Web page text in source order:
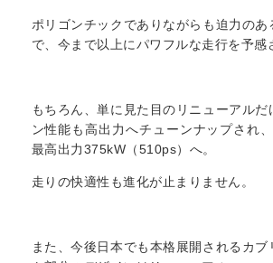
ポリゴンチックでありながらも迫力のあ
で、今まで以上にパワフルな走行を予感
もちろん、単に見た目のリニューアルだ
ン性能も高出力へチューンナップされ
最高出力375kW（510ps）へ。
走りの快適性も進化が止まりません。
また、今後日本でも本格展開されるカブ